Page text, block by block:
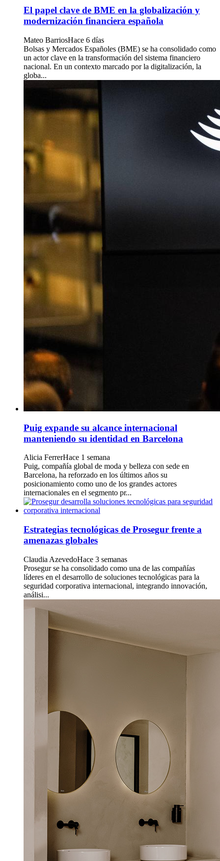
El papel clave de BME en la globalización y
modernización financiera española
Mateo BarriosHace 6 días
Bolsas y Mercados Españoles (BME) se ha consolidado como
un actor clave en la transformación del sistema financiero
nacional. En un contexto marcado por la digitalización, la
globa...
Puig expande su alcance internacional
manteniendo su identidad en Barcelona
Alicia FerrerHace 1 semana
Puig, compañía global de moda y belleza con sede en
Barcelona, ha reforzado en los últimos años su
posicionamiento como uno de los grandes actores
internacionales en el segmento pr...
Estrategias tecnológicas de Prosegur frente a
amenazas globales
Claudia AzevedoHace 3 semanas
Prosegur se ha consolidado como una de las compañías
líderes en el desarrollo de soluciones tecnológicas para la
seguridad corporativa internacional, integrando innovación,
análisi...